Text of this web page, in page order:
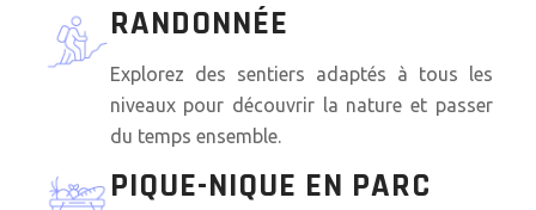
RANDONNÉE
Explorez des sentiers adaptés à tous les
niveaux pour découvrir la nature et passer
du temps ensemble.
PIQUE-NIQUE EN PARC